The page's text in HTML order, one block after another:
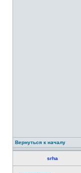
Вернуться к началу
srha